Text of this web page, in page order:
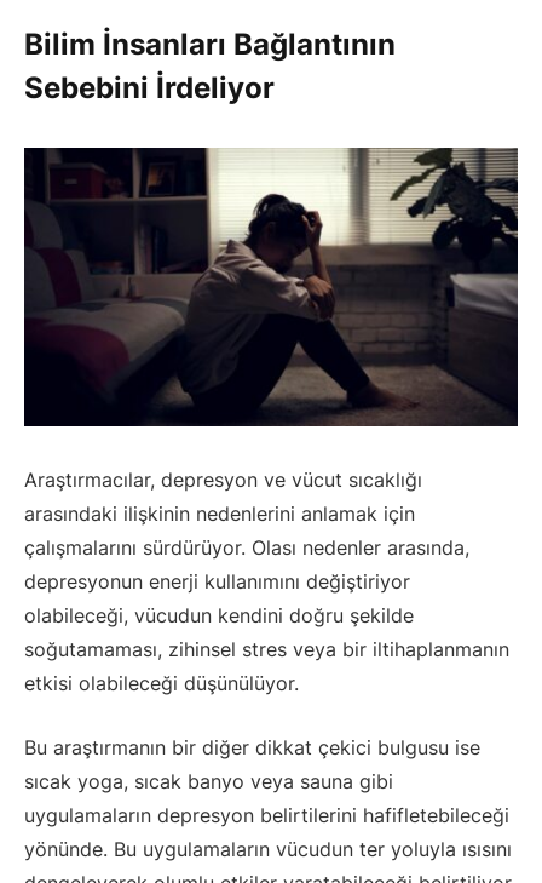
Bilim İnsanları Bağlantının
Sebebini İrdeliyor
Araştırmacılar, depresyon ve vücut sıcaklığı
arasındaki ilişkinin nedenlerini anlamak için
çalışmalarını sürdürüyor. Olası nedenler arasında,
depresyonun enerji kullanımını değiştiriyor
olabileceği, vücudun kendini doğru şekilde
soğutamaması, zihinsel stres veya bir iltihaplanmanın
etkisi olabileceği düşünülüyor.
Bu araştırmanın bir diğer dikkat çekici bulgusu ise
sıcak yoga, sıcak banyo veya sauna gibi
uygulamaların depresyon belirtilerini hafifletebileceği
yönünde. Bu uygulamaların vücudun ter yoluyla ısısını